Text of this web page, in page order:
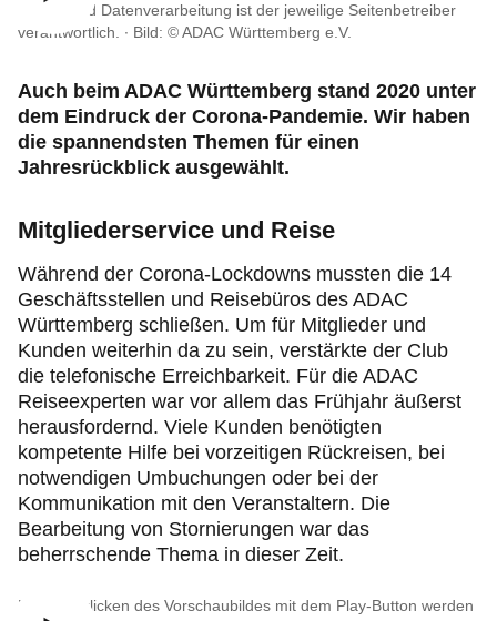
Meldestelle
Inhalte und Datenverarbeitung ist der jeweilige Seitenbetreiber
verantwortlich. ∙ Bild: © ADAC Württemberg e.V.
Auch beim ADAC Württemberg stand 2020 unter
dem Eindruck der Corona-Pandemie. Wir haben
die spannendsten Themen für einen
Jahresrückblick ausgewählt.
Mitgliederservice und Reise
Während der Corona-Lockdowns mussten die 14
Geschäftsstellen und Reisebüros des ADAC
Württemberg schließen. Um für Mitglieder und
Kunden weiterhin da zu sein, verstärkte der Club
die telefonische Erreichbarkeit. Für die ADAC
Reiseexperten war vor allem das Frühjahr äußerst
herausfordernd. Viele Kunden benötigten
kompetente Hilfe bei vorzeitigen Rückreisen, bei
notwendigen Umbuchungen oder bei der
Kommunikation mit den Veranstaltern. Die
Bearbeitung von Stornierungen war das
beherrschende Thema in dieser Zeit.
Durch Anklicken des Vorschaubildes mit dem Play-Button werden